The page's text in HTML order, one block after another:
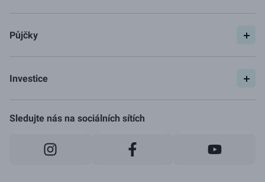
Půjčky
Pojištění
Investice
Jak to funguje
Sledujte nás na sociálních sítích